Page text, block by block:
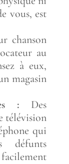
vous, est
chanson
au
à eux,
magasin
: Des
télévision
qui
défunts